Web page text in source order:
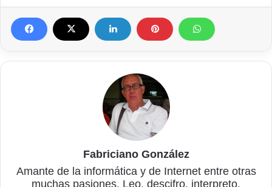
Fabriciano González
Amante de la informática y de Internet entre otras
muchas pasiones. Leo, descifro, interpreto,